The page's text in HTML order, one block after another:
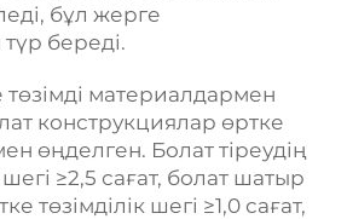
бұл жерге
береді.
материалдармен
конструкциялар өртке
өңделген. Болат тіреудің
шегі ≥2,5 сағат, болат шатыр
төзімділік шегі ≥1,0 сағат,